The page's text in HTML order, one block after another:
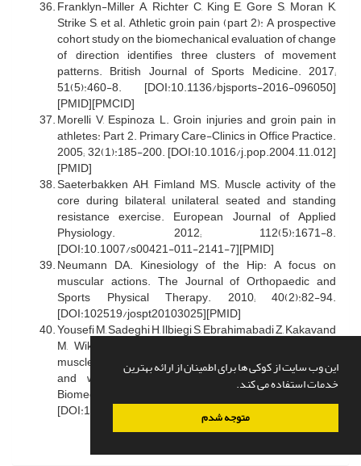
این وب سایت از کوکی ها برای اطمینان از ارائه بهترین
خدمات استفاده می کند.
متوجه شدم
Franklyn-Miller A, Richter C, King E, Gore S, Moran K,
Strike S, et al. Athletic groin pain (part 2): A prospective
cohort study on the biomechanical evaluation of change
of direction identifies three clusters of movement
patterns. British Journal of Sports Medicine. 2017;
51(5):460-8. [DOI:10.1136/bjsports-2016-096050]
[PMID][PMCID]
Morelli V, Espinoza L. Groin injuries and groin pain in
athletes: Part 2. Primary Care-Clinics in Office Practice.
2005; 32(1):185-200. [DOI:10.1016/j.pop.2004.11.012]
[PMID]
Saeterbakken AH, Fimland MS. Muscle activity of the
core during bilateral, unilateral, seated and standing
resistance exercise. European Journal of Applied
Physiology. 2012; 112(5):1671-8.
[DOI:10.1007/s00421-011-2141-7][PMID]
Neumann DA. Kinesiology of the Hip: A focus on
muscular actions. The Journal of Orthopaedic and
Sports Physical Therapy. 2010; 40(2):82-94.
[DOI:102519/jospt20103025][PMID]
Yousefi M, Sadeghi H, Ilbiegi S, Ebrahimabadi Z, Kakavand
M, Wikstrom EA. Center of pressure excursion and
muscle activation during gait initiation in individuals with
and without chronic ankle instability. Journal of
Biomechanics. 2020; 108:109904.
[DOI:10.1016/j.jbiomech.2020.109904][PMID]